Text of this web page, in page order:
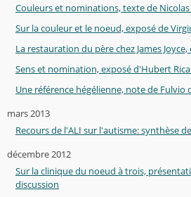
Couleurs et nominations, texte de Nicolas
Sur la couleur et le noeud, exposé de
La restauration du père chez James
Sens et nomination, exposé d'Hubert
Une référence hégélienne, note de Fulvio
mars 2013
Recours de l'ALI sur l'autisme: synthèse
décembre 2012
Sur la clinique du noeud à trois,
discussion